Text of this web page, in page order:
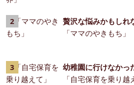
贅沢な悩みかもしれ
「ママのやきもち」
幼稚園に行けなかっ
「自宅保育を乗り越